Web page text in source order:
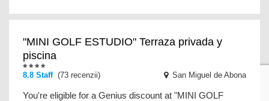
"MINI GOLF ESTUDIO" Terraza privada y
piscina
8.8 Staff(73 recenzii) San Miguel de Abona
You're eligible for a Genius discount at "MINI GOLF